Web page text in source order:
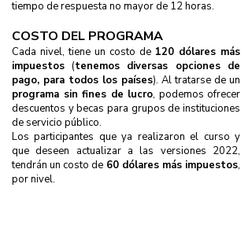
tiempo de respuesta no mayor de 12 horas.
COSTO DEL PROGRAMA
Cada nivel, tiene un costo de 120 dólares más
impuestos (tenemos diversas opciones de
pago, para todos los países). Al tratarse de un
programa sin fines de lucro, podemos ofrecer
descuentos y becas para grupos de instituciones
de servicio público.
Los participantes que ya realizaron el curso y
que deseen actualizar a las versiones 2022,
tendrán un costo de 60 dólares más impuestos,
por nivel.